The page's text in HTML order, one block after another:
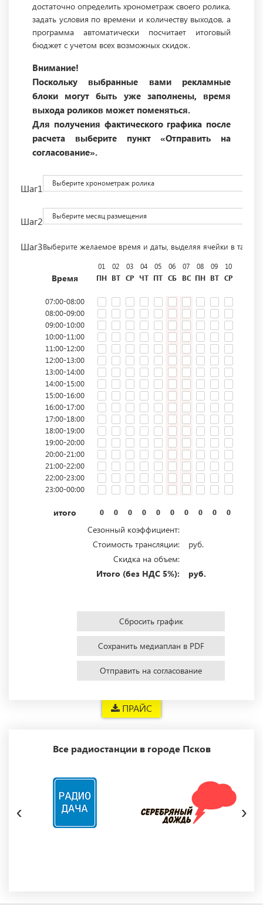
ПРАЙС
достаточно определить хронометраж своего ролика,
задать условия по времени и количеству выходов, а
программа автоматически посчитает итоговый
бюджет с учетом всех возможных скидок.
Внимание!
Поскольку выбранные вами рекламные
блоки могут быть уже заполнены, время
выхода роликов может поменяться.
Для получения фактического графика после
расчета выберите пункт «Отправить на
согласование».
Шаг1 Выберите хронометраж ролика
Шаг2 Выберите месяц размещения
Шаг3Выберите желаемое время и даты, выделяя ячейки в
Время
01
ПН
02
ВТ
03
СР
04
ЧТ
05
ПТ
06
СБ
07
ВС
08
ПН
09
ВТ
10
СР
07:00-08:00
08:00-09:00
09:00-10:00
10:00-11:00
11:00-12:00
12:00-13:00
13:00-14:00
14:00-15:00
15:00-16:00
16:00-17:00
17:00-18:00
18:00-19:00
19:00-20:00
20:00-21:00
21:00-22:00
22:00-23:00
23:00-00:00
итого 0 0 0 0 0 0 0 0 0 0
Сезонный коэффициент:
Стоимость трансляции:
руб.
Скидка на объем:
Итого (без НДС 5%):
руб.
Сбросить график
Сохранить медиаплан в PDF
Отправить на согласование
Все радиостанции в городе Псков
‹ ›